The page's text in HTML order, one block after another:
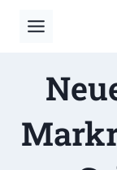
Inhalt